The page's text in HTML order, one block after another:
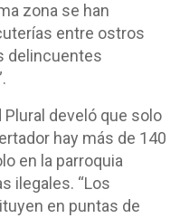
zona se han
entre ostros
delincuentes
Plural develó que solo
hay más de 140
en la parroquia
ilegales. “Los
en puntas de